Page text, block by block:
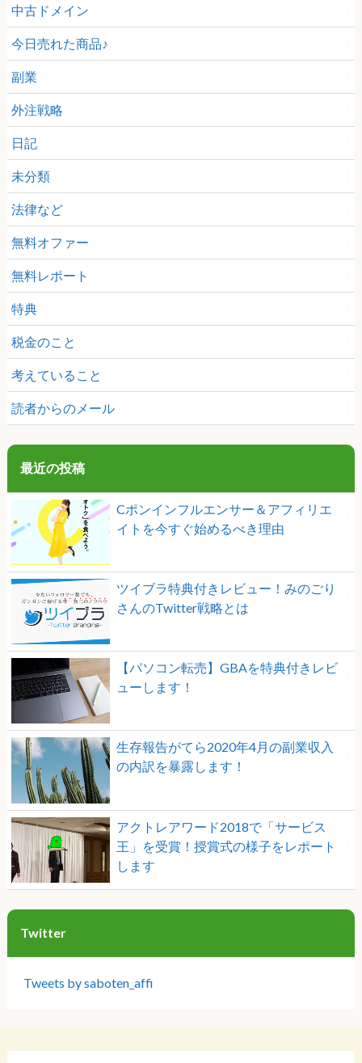
中古ドメイン
今日売れた商品♪
副業
外注戦略
日記
未分類
法律など
無料オファー
無料レポート
特典
税金のこと
考えていること
読者からのメール
最近の投稿
Cポンインフルエンサー＆アフィリエ
イトを今すぐ始めるべき理由
ツイブラ特典付きレビュー！みのごり
さんのTwitter戦略とは
【パソコン転売】GBAを特典付きレビ
ューします！
生存報告がてら2020年4月の副業収入
の内訳を暴露します！
アクトレアワード2018で「サービス
王」を受賞！授賞式の様子をレポート
します
Twitter
Tweets by saboten_affi